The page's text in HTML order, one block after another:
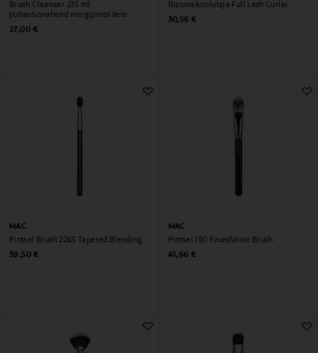
Brush Cleanser 235 ml
puhastusvahend meigipintslitele
Original Price
27,00 €
Ripsmekoolutaja Full Lash Curler
Original Price
30,56 €
MAC
Pintsel Brush 224S Tapered Blending
Original Price
39,50 €
MAC
Pintsel 190 Foundation Brush
Original Price
41,66 €